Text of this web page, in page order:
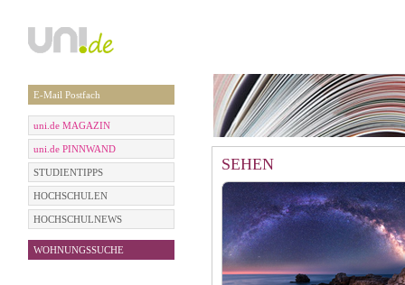
E-Mail Postfach
uni.de MAGAZIN
uni.de PINNWAND
STUDIENTIPPS
HOCHSCHULEN
HOCHSCHULNEWS
WOHNUNGSSUCHE
SEHEN